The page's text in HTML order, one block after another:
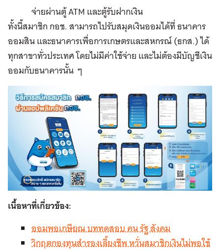
จ่ายผ่านตู้ ATM และตู้รับฝากเงิน
ทั้งนี้สมาชิก กอช. สามารถไปรับสมุดเงินออมได้ที่ ธนาคาร
ออมสิน และธนาคารเพื่อการเกษตรและสหกรณ์ (ธกส.) ได้
ทุกสาขาทั่วประเทศ โดยไม่มีค่าใช้จ่าย และไม่ต้องมีบัญชีเงิน
ออมกับธนาคารนั้น ๆ
เนื้อหาที่เกี่ยวข้อง:
ออมพอเกษียณ บททดสอบ คน รัฐ สังคม
วิกฤตกองทุนสำรองเลี้ยงชีพ หวั่นสมาชิกเงินไม่พอใช้